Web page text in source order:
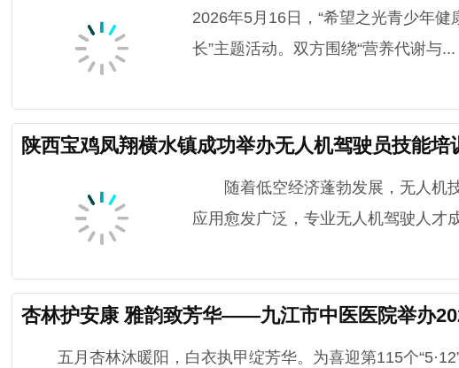
2026年5月16日，“希望之光青少年
长”主题活动。双方围绕“营养代谢与...
陕西宝鸡凤翔横水镇成功举办无人机驾驶员技能培
随着低空经济蓬勃发展，无人机技
应用愈发广泛，专业无人机驾驶人才
杏林护安康 雅韵致芳华——九江市中医医院举办
五月杏林沐暖阳，白衣执甲绽芳华。为喜迎第115个